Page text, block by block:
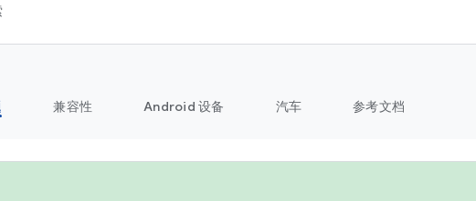
兼容性 Android 设备 汽车 参考文档